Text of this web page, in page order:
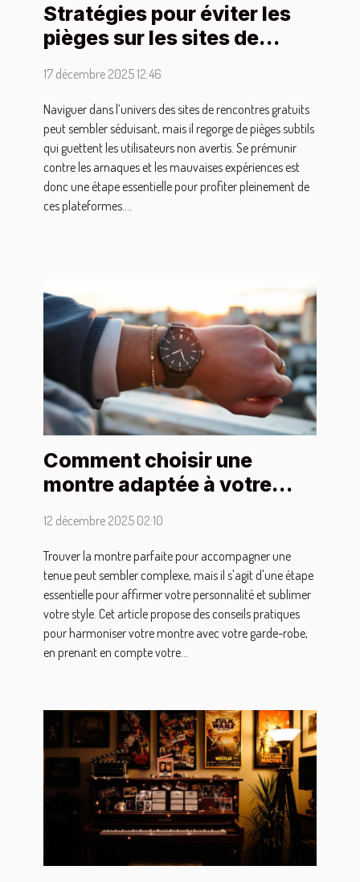
Stratégies pour éviter les
pièges sur les sites de
17 décembre 2025 12:46
Naviguer dans l’univers des sites de rencontres gratuits
peut sembler séduisant, mais il regorge de pièges subtils
qui guettent les utilisateurs non avertis. Se prémunir
contre les arnaques et les mauvaises expériences est
donc une étape essentielle pour profiter pleinement de
ces plateformes....
Comment choisir une
montre adaptée à votre
12 décembre 2025 02:10
Trouver la montre parfaite pour accompagner une
tenue peut sembler complexe, mais il s'agit d'une étape
essentielle pour affirmer votre personnalité et sublimer
votre style. Cet article propose des conseils pratiques
pour harmoniser votre montre avec votre garde-robe,
en prenant en compte votre...